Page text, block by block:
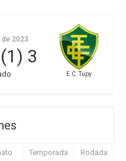
E.C. Tupy
de 2023
(1) 3
Temporada
Rodada